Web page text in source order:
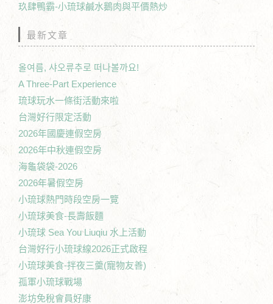
玖肆鴨霸-小琉球鹹水鵝肉與平價熱炒
最新文章
올여름, 샤오류추로 떠나볼까요!
A Three-Part Experience
琉球玩水一條街活動來啦
台灣好行限定活動
2026年國慶連假空房
2026年中秋連假空房
海龜袋袋-2026
2026年暑假空房
小琉球熱門時段空房一覽
小琉球美食-長壽飯麵
小琉球 Sea You Liuqiu 水上活動
台灣好行小琉球線2026正式啟程
小琉球美食-拌夜三羹(寵物友善)
孤軍小琉球戰場
澎坊免稅會員好康